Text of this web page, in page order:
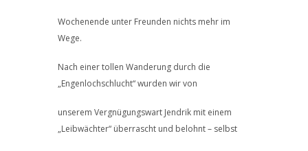
Wochenende unter Freunden nichts mehr im
Wege.
Nach einer tollen Wanderung durch die
„Engenlochschlucht“ wurden wir von
unserem Vergnügungswart Jendrik mit einem
„Leibwächter“ überrascht und belohnt – selbst